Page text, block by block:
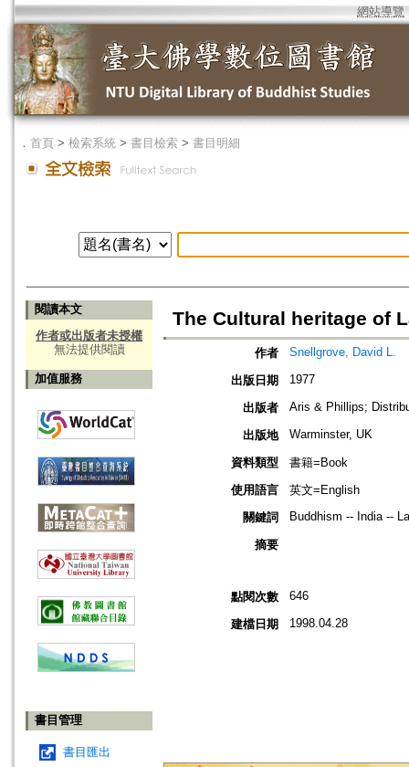
網站導覽
． 首頁 > 檢索系統 > 書目檢索 > 書目明細
閱讀本文
作者或出版者未授權
無法提供閱讀
加值服務
書目管理
書目匯出
The Cultural heritage of
作者 Snellgrove, David L.
出版日期 1977
出版者 Aris & Phillips;
出版地 Warminster, UK
資料類型
書籍=Book
使用語言
英文=English
關鍵詞
Buddhism -- India --
摘要
點閱次數 646
建檔日期 1998.04.28